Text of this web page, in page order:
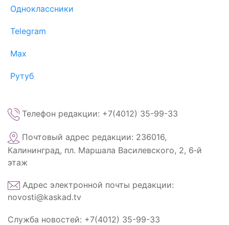
Одноклассники
Telegram
Max
Рутуб
Телефон редакции: +7(4012) 35-99-33
Почтовый адрес редакции: 236016,
Калининград, пл. Маршала Василевского, 2, 6‑й
этаж
Адрес электронной почты редакции:
novosti@kaskad.tv
Служба новостей: +7(4012) 35-99-33